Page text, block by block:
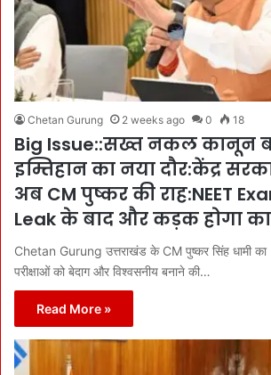
Chetan Gurung 2 weeks ago 0 18
Big Issue::सख्त नकल कानून
इम्तिहान का नया दौर:केंद्र
अब CM पुष्कर की राह:NEET
Leak के बाद और कड़क होगा
Chetan Gurung उत्तराखंड के CM पुष्कर सिंह धामी का
परीक्षाओं को बेदाग और विश्वसनीय बनाने की…
Read More »